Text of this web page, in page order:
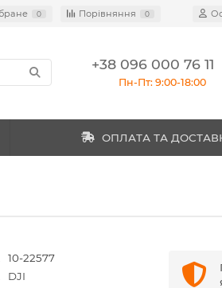
0 Порівняння 0
+38 096 000 76 11
Пн-Пт: 9:00-18:00
ОПЛАТА ТА
10-22577
DJI